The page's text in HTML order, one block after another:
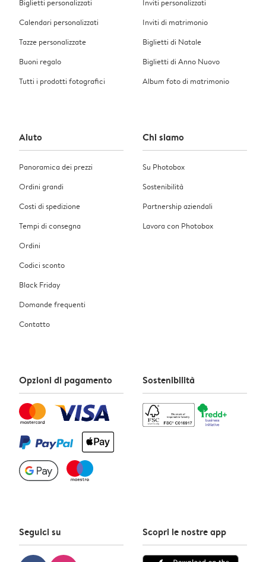
Biglietti personalizzati
Calendari personalizzati
Tazze personalizzate
Buoni regalo
Tutti i prodotti fotografici
Inviti personalizzati
Inviti di matrimonio
Biglietti di Natale
Biglietti di Anno Nuovo
Album foto di matrimonio
Aiuto
Panoramica dei prezzi
Ordini grandi
Costi di spedizione
Tempi di consegna
Ordini
Codici sconto
Black Friday
Domande frequenti
Contatto
Chi siamo
Su Photobox
Sostenibilità
Partnership aziendali
Lavora con Photobox
Opzioni di pagamento Sostenibilità
Seguici su Scopri le nostre app